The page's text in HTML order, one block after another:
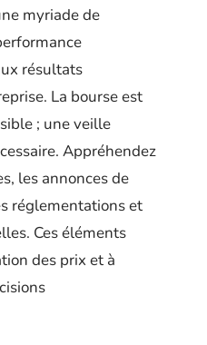
myriade de
résultats
La bourse est
; une veille
Appréhendez
les annonces de
réglementations et
Ces éléments
des prix et à